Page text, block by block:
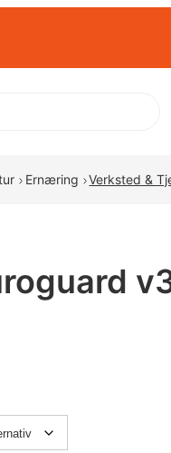
Ernæring Verksted &